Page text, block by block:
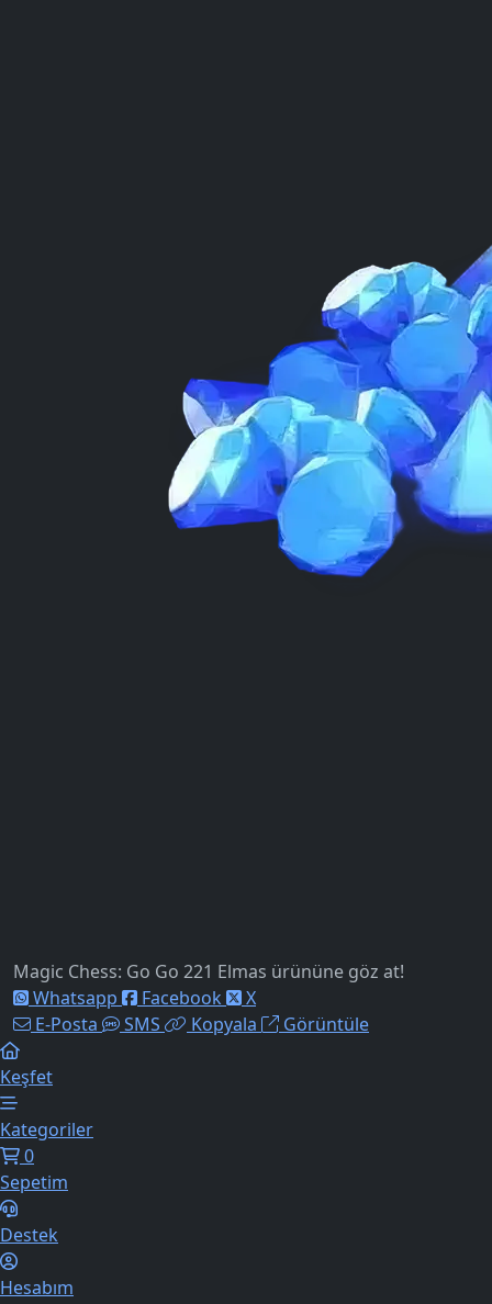
Magic Chess: Go Go 221 Elmas ürününe göz at!
Whatsapp
Facebook
X
E-Posta
SMS Kopyala Görüntüle
Keşfet
Kategoriler
0
Sepetim
Destek
Hesabım